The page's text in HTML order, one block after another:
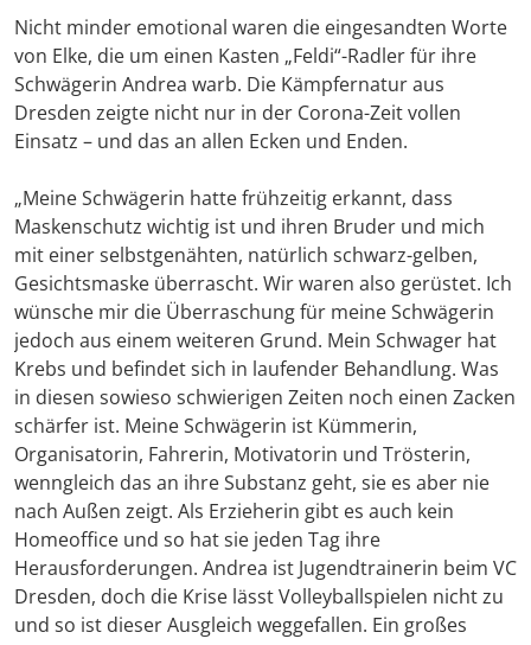
Nicht minder emotional waren die eingesandten Worte
von Elke, die um einen Kasten „Feldi“-Radler für ihre
Schwägerin Andrea warb. Die Kämpfernatur aus
Dresden zeigte nicht nur in der Corona-Zeit vollen
Einsatz – und das an allen Ecken und Enden.
„Meine Schwägerin hatte frühzeitig erkannt, dass
Maskenschutz wichtig ist und ihren Bruder und mich
mit einer selbstgenähten, natürlich schwarz-gelben,
Gesichtsmaske überrascht. Wir waren also gerüstet. Ich
wünsche mir die Überraschung für meine Schwägerin
jedoch aus einem weiteren Grund. Mein Schwager hat
Krebs und befindet sich in laufender Behandlung. Was
in diesen sowieso schwierigen Zeiten noch einen Zacken
schärfer ist. Meine Schwägerin ist Kümmerin,
Organisatorin, Fahrerin, Motivatorin und Trösterin,
wenngleich das an ihre Substanz geht, sie es aber nie
nach Außen zeigt. Als Erzieherin gibt es auch kein
Homeoffice und so hat sie jeden Tag ihre
Herausforderungen. Andrea ist Jugendtrainerin beim VC
Dresden, doch die Krise lässt Volleyballspielen nicht zu
und so ist dieser Ausgleich weggefallen. Ein großes